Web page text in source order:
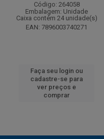
Código: 264058
Embalagem: Unidade
Caixa contém 24 unidade(s)
EAN: 7896003740271
Faça seu login ou
cadastre-se para
ver preços e
comprar